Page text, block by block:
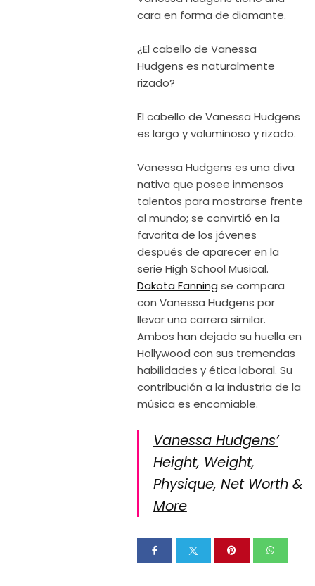
cara en forma de diamante.
¿El cabello de Vanessa
Hudgens es naturalmente
rizado?
El cabello de Vanessa Hudgens
es largo y voluminoso y rizado.
Vanessa Hudgens es una diva
nativa que posee inmensos
talentos para mostrarse frente
al mundo; se convirtió en la
favorita de los jóvenes
después de aparecer en la
serie High School Musical.
Dakota Fanning se compara
con Vanessa Hudgens por
llevar una carrera similar.
Ambos han dejado su huella en
Hollywood con sus tremendas
habilidades y ética laboral. Su
contribución a la industria de la
música es encomiable.
Vanessa Hudgens’
Height, Weight,
Physique, Net Worth &
More